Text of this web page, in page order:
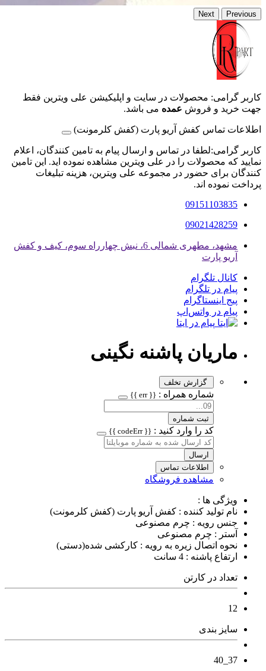
Previous
Next
کاربر گرامی: محصولات در سایت و اپلیکیشن علی ویترین فقط
جهت خرید و فروش عمده می باشد.
اطلاعات تماس کفش آریو پارت (کفش کلرمونت)
کاربر گرامی:لطفا در تماس و ارسال پیام به تامین کنندگان، اعلام
نمایید که محصولات را در علی ویترین مشاهده نموده اید. این تامین
کنندگان برای حضور در مجموعه علی ویترین، هزینه تبلیغات
پرداخت نموده اند.
09151103835
09021428259
مشهد، مطهری شمالی 6، نبش چهارراه سوم، کیف و کفش
آریو پارت
کانال تلگرام
پیام در تلگرام
پیج اینستاگرام
پیام در واتس‌اپ
پیام در ایتا
ماریان پاشنه نگینی
گزارش تخلف
شماره همراه : {{ err }}
ثبت شماره
کد را وارد کنید : {{ codeErr }}
ارسال
اطلاعات تماس
مشاهده فروشگاه
ویژگی ها :
نام تولید کننده : کفش آریو پارت (کفش کلرمونت)
جنس رویه : چرم مصنوعی
آستر : چرم مصنوعی
نحوه اتصال زیره به رویه : کارکشی شده(دستی)
ارتفاع پاشنه : 4 سانت
تعداد در کارتن
12
سایز بندی
37_40